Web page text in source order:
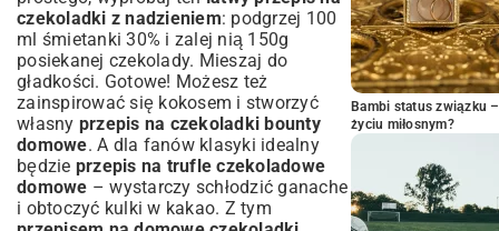
czekoladki z nadzieniem: podgrzej 100
ml śmietanki 30% i zalej nią 150g
posiekanej czekolady. Mieszaj do
gładkości. Gotowe! Możesz też
zainspirować się kokosem i stworzyć
własny przepis na czekoladki bounty
domowe. A dla fanów klasyki idealny
będzie przepis na trufle czekoladowe
domowe – wystarczy schłodzić ganache
i obtoczyć kulki w kakao. Z tym
Bambi status związku
życiu miłosnym?